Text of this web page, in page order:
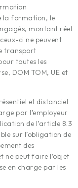
la formation, le
montant réel
ci ne peuvent
transport
toutes les
DOM TOM, UE et
et distanciel
par l’employeur
de l’article 8.3
sur l’obligation de
des
ne peut faire l’objet
en charge par les